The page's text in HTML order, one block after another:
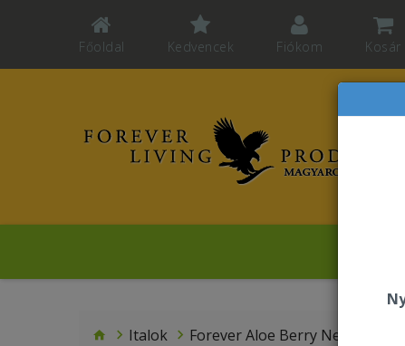
Főoldal Kedvencek Fiókom Kosár
Italok Forever Aloe Berry Nectar PET